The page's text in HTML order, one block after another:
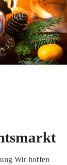
Wir hoffen